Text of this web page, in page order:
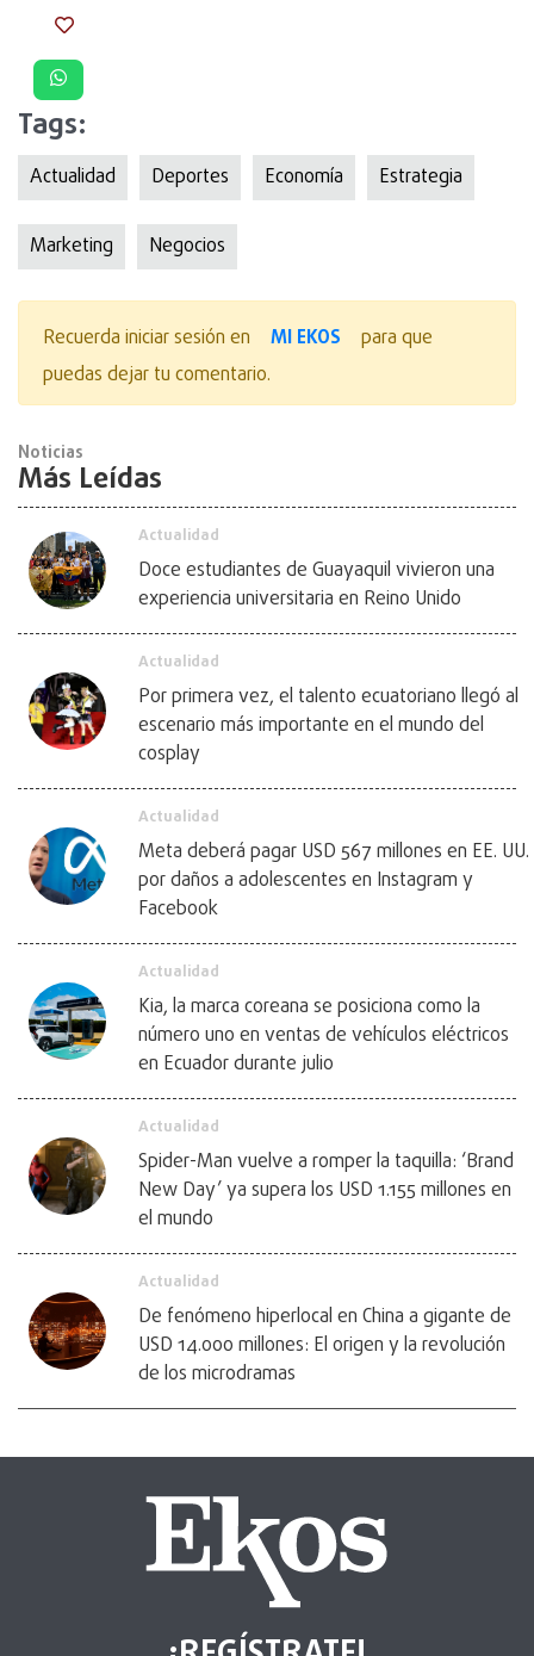
Tags:
Actualidad Deportes Economía Estrategia
Marketing Negocios
Recuerda iniciar sesión en MI EKOS
para que
puedas dejar tu comentario.
Noticias
Más Leídas
Actualidad
Doce estudiantes de Guayaquil vivieron una
experiencia universitaria en Reino Unido
Actualidad
Por primera vez, el talento ecuatoriano llegó al
escenario más importante en el mundo del
cosplay
Actualidad
Meta deberá pagar USD 567 millones en EE. UU.
por daños a adolescentes en Instagram y
Facebook
Actualidad
Kia, la marca coreana se posiciona como la
número uno en ventas de vehículos eléctricos
en Ecuador durante julio
Actualidad
Spider-Man vuelve a romper la taquilla: ‘Brand
New Day’ ya supera los USD 1.155 millones en
el mundo
Actualidad
De fenómeno hiperlocal en China a gigante de
USD 14.000 millones: El origen y la revolución
de los microdramas